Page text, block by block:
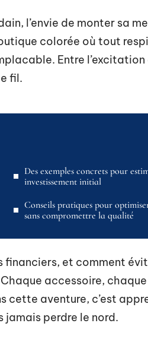
l’envie de monter sa
colorée où tout
Entre
fil.
Des exemples concrets pour
investissement initial
Conseils pratiques pour
sans compromettre la qualité
financiers, et comment
accessoire, chaque
cette aventure, c’est
perdre le nord.